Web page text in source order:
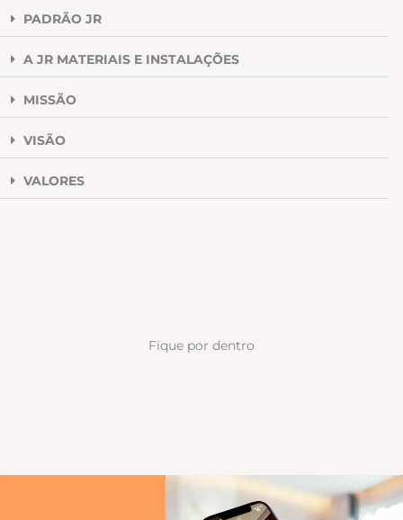
PADRÃO JR
A JR MATERIAIS E INSTALAÇÕES
MISSÃO
VISÃO
VALORES
Fique por dentro